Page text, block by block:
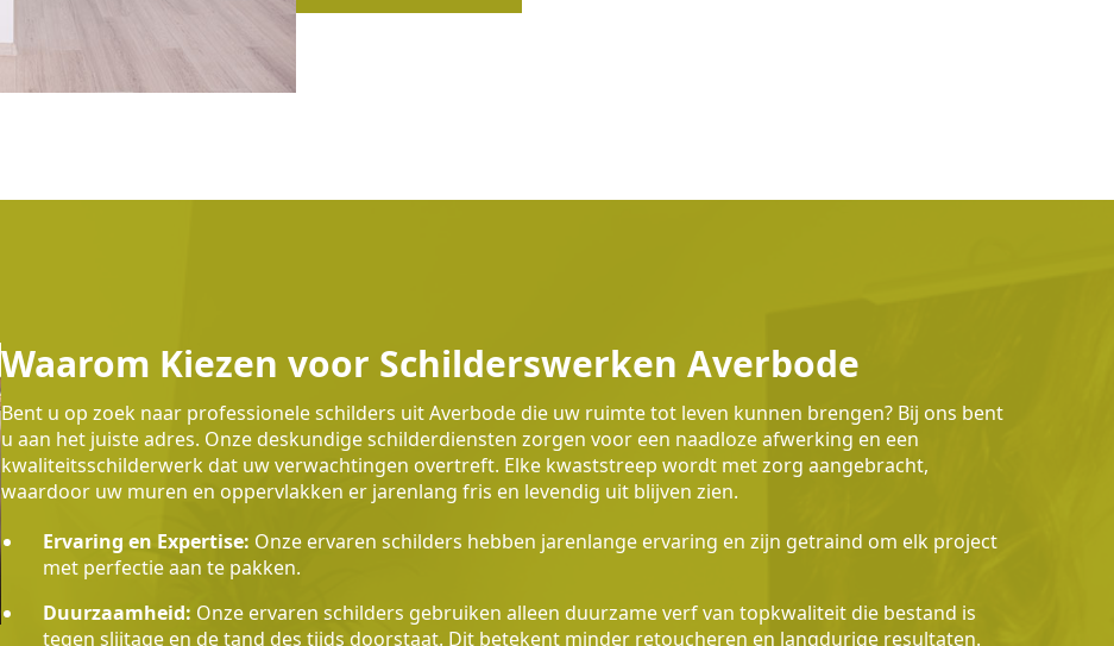
Waarom Kiezen voor Schilderswerken Averbode
Bent u op zoek naar professionele schilders uit Averbode die uw ruimte tot leven kunnen brengen? Bij ons bent
u aan het juiste adres. Onze deskundige schilderdiensten zorgen voor een naadloze afwerking en een
kwaliteitsschilderwerk dat uw verwachtingen overtreft. Elke kwaststreep wordt met zorg aangebracht,
waardoor uw muren en oppervlakken er jarenlang fris en levendig uit blijven zien.
Ervaring en Expertise: Onze ervaren schilders hebben jarenlange ervaring en zijn getraind om elk project
met perfectie aan te pakken.
Duurzaamheid: Onze ervaren schilders gebruiken alleen duurzame verf van topkwaliteit die bestand is
tegen slijtage en de tand des tijds doorstaat. Dit betekent minder retoucheren en langdurige resultaten.